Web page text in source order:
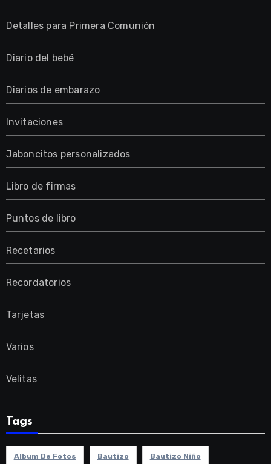
Detalles para Primera Comunión
Diario del bebé
Diarios de embarazo
Invitaciones
Jaboncitos personalizados
Libro de firmas
Puntos de libro
Recetarios
Recordatorios
Tarjetas
Varios
Velitas
Tags
Album De Fotos Bautizo Bautizo Niño